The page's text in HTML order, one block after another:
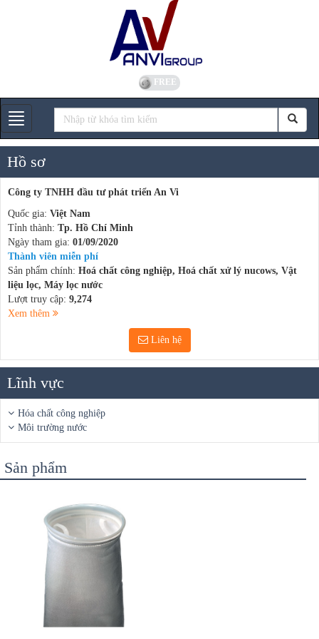
FREE
Gian hàng
Hồ sơ
Công ty TNHH đầu tư phát triển An Vi
Quốc gia: Việt Nam
Tỉnh thành: Tp. Hồ Chí Minh
Ngày tham gia: 01/09/2020
Thành viên miễn phí
Sản phẩm chính: Hoá chất công nghiệp, Hoá chất xử lý nucows, Vật
liệu lọc, Máy lọc nước
Lượt truy cập: 9,274
Xem thêm
Liên hệ
Lĩnh vực
Hóa chất công nghiệp
Môi trường nước
Sản phẩm